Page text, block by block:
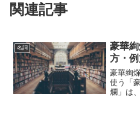
関連記事
名詞
豪華
方・
豪華絢
使う「
爛」は